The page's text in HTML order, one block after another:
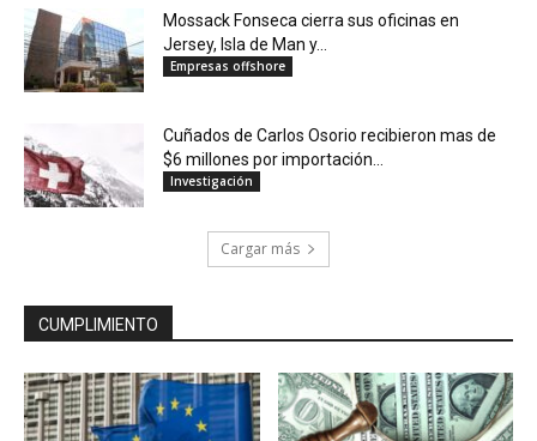
Mossack Fonseca cierra sus oficinas en
Jersey, Isla de Man y...
Empresas offshore
Cuñados de Carlos Osorio recibieron mas de
$6 millones por importación...
Investigación
Cargar más
CUMPLIMIENTO